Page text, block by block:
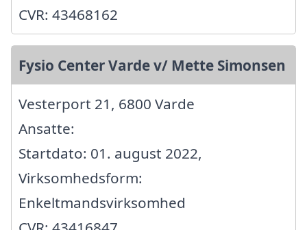
CVR: 43468162
Fysio Center Varde v/ Mette Simonsen
Vesterport 21, 6800 Varde
Ansatte:
Startdato: 01. august 2022,
Virksomhedsform:
Enkeltmandsvirksomhed